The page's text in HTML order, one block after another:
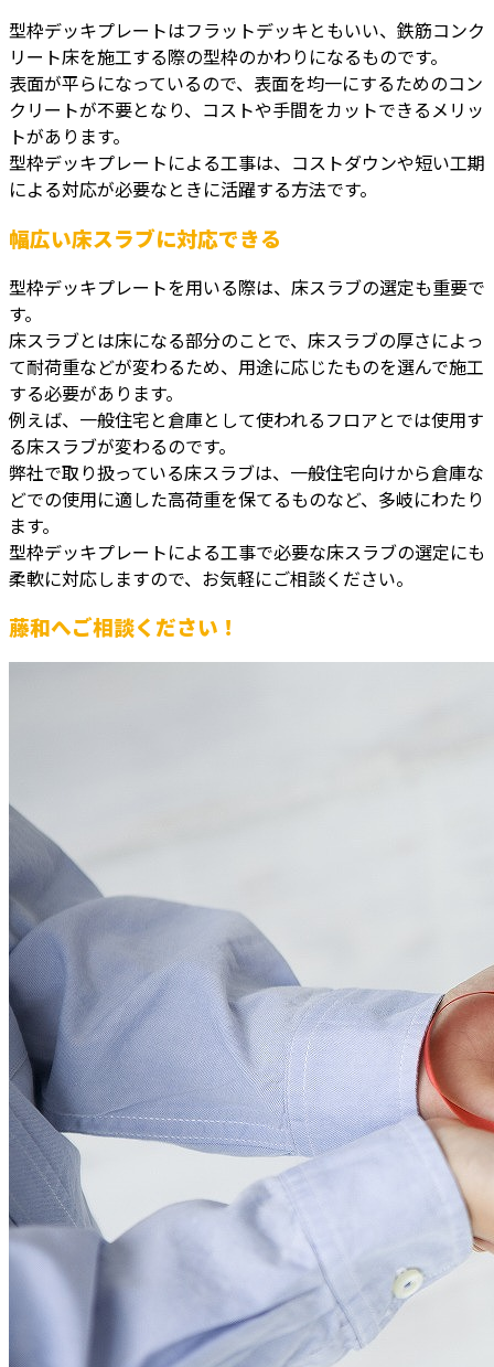
型枠デッキプレートはフラットデッキともいい、鉄筋コンク
リート床を施工する際の型枠のかわりになるものです。
表面が平らになっているので、表面を均一にするためのコン
クリートが不要となり、コストや手間をカットできるメリッ
トがあります。
型枠デッキプレートによる工事は、コストダウンや短い工期
による対応が必要なときに活躍する方法です。
幅広い床スラブに対応できる
型枠デッキプレートを用いる際は、床スラブの選定も重要で
す。
床スラブとは床になる部分のことで、床スラブの厚さによっ
て耐荷重などが変わるため、用途に応じたものを選んで施工
する必要があります。
例えば、一般住宅と倉庫として使われるフロアとでは使用す
る床スラブが変わるのです。
弊社で取り扱っている床スラブは、一般住宅向けから倉庫な
どでの使用に適した高荷重を保てるものなど、多岐にわたり
ます。
型枠デッキプレートによる工事で必要な床スラブの選定にも
柔軟に対応しますので、お気軽にご相談ください。
藤和へご相談ください！